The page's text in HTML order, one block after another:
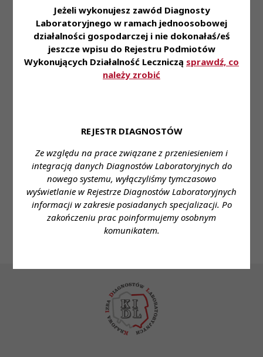
Jeżeli wykonujesz zawód Diagnosty
Laboratoryjnego w ramach jednoosobowej
działalności gospodarczej i nie dokonałaś/eś
jeszcze wpisu do Rejestru Podmiotów
Wykonujących Działalność Leczniczą sprawdź, co
należy zrobić
REJESTR DIAGNOSTÓW
Ze względu na prace związane z przeniesieniem i
integracją danych Diagnostów Laboratoryjnych do
nowego systemu, wyłączyliśmy tymczasowo
wyświetlanie w Rejestrze Diagnostów Laboratoryjnych
informacji w zakresie posiadanych specjalizacji. Po
zakończeniu prac poinformujemy osobnym
komunikatem.
Wymagane wykształcenie: Wyższe kierunkowe,
Specjalizacja z zakresu diagnostyki laboratoryjnej
Proponowane wynagrodzenie: Zgodnie z ustawą
Forma zatrudnienia: umowa o pracę
Imię i nazwisko: Konrad Starczewski
Telefon: 731-878-094
e- mail: konrad.starczewski@euromedlab.pl